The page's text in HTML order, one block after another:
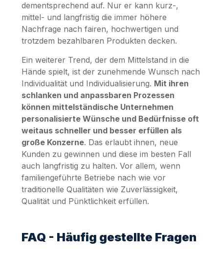
dementsprechend auf. Nur er kann kurz-,
mittel- und langfristig die immer höhere
Nachfrage nach fairen, hochwertigen und
trotzdem bezahlbaren Produkten decken.
Ein weiterer Trend, der dem Mittelstand in die
Hände spielt, ist der zunehmende Wunsch nach
Individualität und Individualisierung. Mit ihren
schlanken und anpassbaren Prozessen
können mittelständische Unternehmen
personalisierte Wünsche und Bedürfnisse oft
weitaus schneller und besser erfüllen als
große Konzerne. Das erlaubt ihnen, neue
Kunden zu gewinnen und diese im besten Fall
auch langfristig zu halten. Vor allem, wenn
familiengeführte Betriebe nach wie vor
traditionelle Qualitäten wie Zuverlässigkeit,
Qualität und Pünktlichkeit erfüllen.
FAQ - Häufig gestellte Fragen